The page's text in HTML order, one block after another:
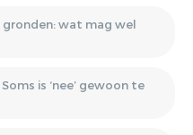
wat mag wel
is ‘nee’ gewoon te